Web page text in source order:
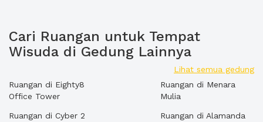
Cari Ruangan untuk Tempat
Wisuda di Gedung Lainnya
Lihat semua gedung
Ruangan di Eighty8
Office Tower
Ruangan di Cyber 2
Ruangan di Menara
Mulia
Ruangan di Alamanda